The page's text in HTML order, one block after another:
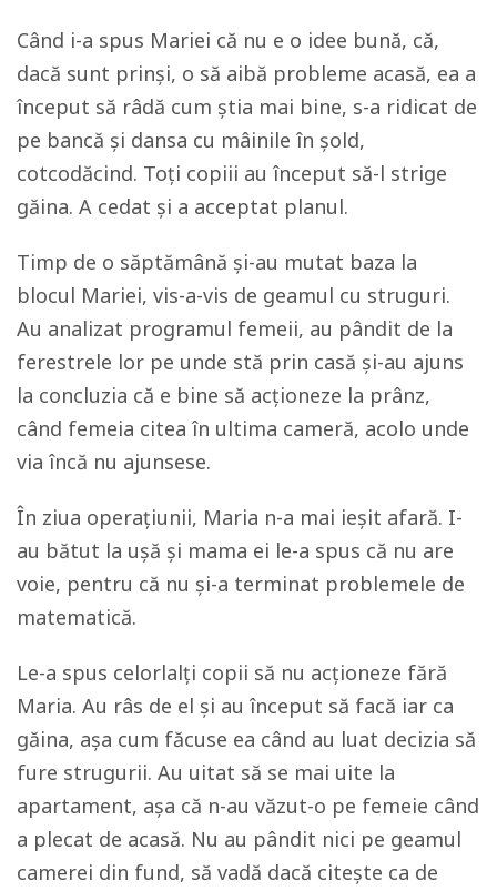
Când i-a spus Mariei că nu e o idee bună, că,
dacă sunt prinși, o să aibă probleme acasă, ea a
început să râdă cum ştia mai bine, s-a ridicat de
pe bancă și dansa cu mâinile în șold,
cotcodăcind. Toți copiii au început să-l strige
găina. A cedat și a acceptat planul.
Timp de o săptămână și-au mutat baza la
blocul Mariei, vis-a-vis de geamul cu struguri.
Au analizat programul femeii, au pândit de la
ferestrele lor pe unde stă prin casă și-au ajuns
la concluzia că e bine să acționeze la prânz,
când femeia citea în ultima cameră, acolo unde
via încă nu ajunsese.
În ziua operațiunii, Maria n-a mai ieșit afară. I-
au bătut la ușă și mama ei le-a spus că nu are
voie, pentru că nu și-a terminat problemele de
matematică.
Le-a spus celorlalți copii să nu acționeze fără
Maria. Au râs de el și au început să facă iar ca
găina, așa cum făcuse ea când au luat decizia să
fure strugurii. Au uitat să se mai uite la
apartament, așa că n-au văzut-o pe femeie când
a plecat de acasă. Nu au pândit nici pe geamul
camerei din fund, să vadă dacă citește ca de